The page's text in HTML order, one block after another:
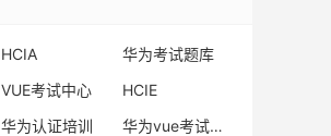
HCIA
华为考试题库
VUE考试中心
HCIE
华为认证培训
华为vue考试中心